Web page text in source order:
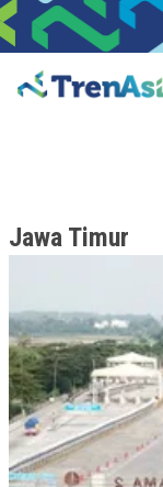
Home
Jawa Timur